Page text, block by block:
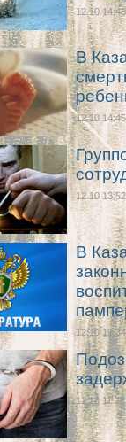
12.10 14:48
В
12.10 14:45
12.10 13:52
В
12.10 12:34
12.10 11:22